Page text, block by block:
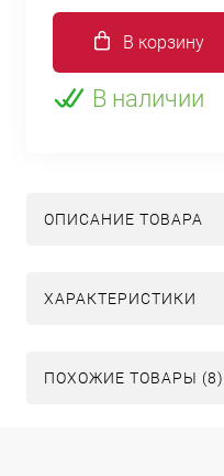
В корзину
В наличии
ОПИСАНИЕ ТОВАРА
ХАРАКТЕРИСТИКИ
ПОХОЖИЕ ТОВАРЫ (8)